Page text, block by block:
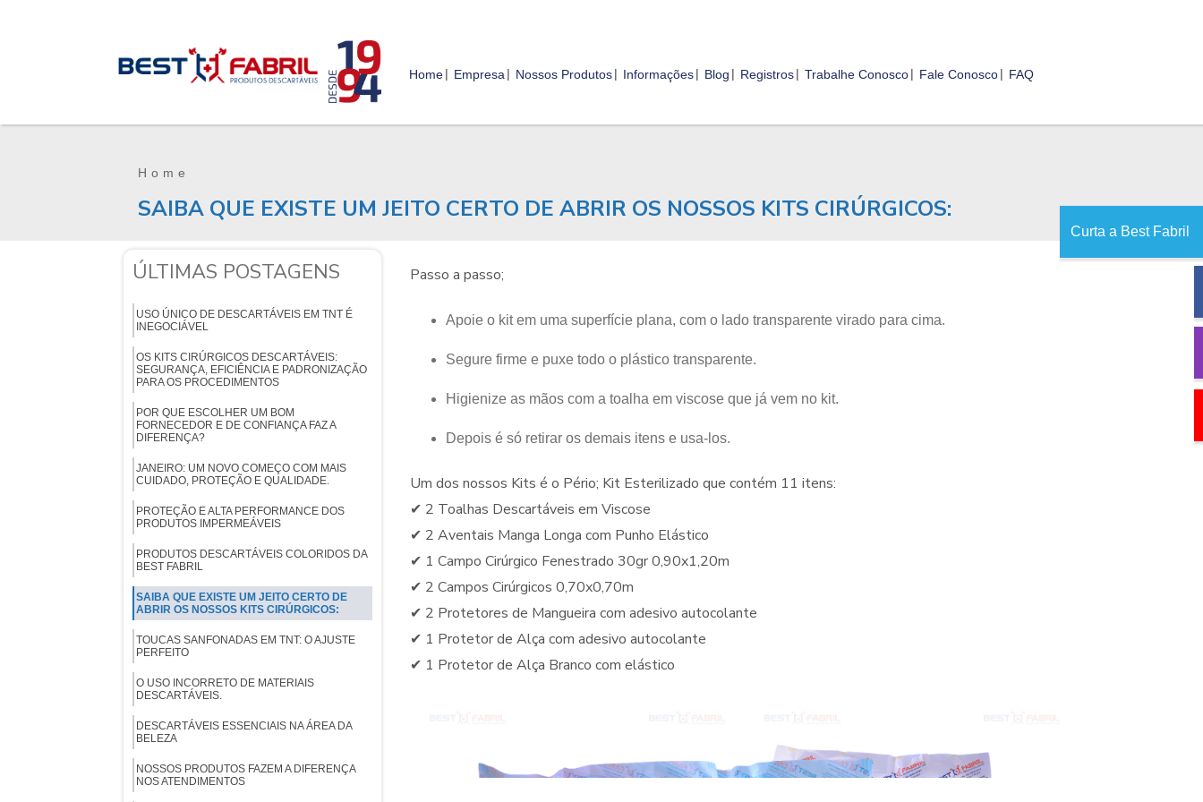
Home Empresa Nossos Produtos Informações Blog Registros Trabalhe Conosco Fale Conosco FAQ
Home
SAIBA QUE EXISTE UM JEITO CERTO DE ABRIR OS NOSSOS KITS CIRÚRGICOS:
ÚLTIMAS POSTAGENS
USO ÚNICO DE DESCARTÁVEIS EM TNT É
INEGOCIÁVEL
OS KITS CIRÚRGICOS DESCARTÁVEIS:
SEGURANÇA, EFICIÊNCIA E PADRONIZAÇÃO
PARA OS PROCEDIMENTOS
POR QUE ESCOLHER UM BOM
FORNECEDOR E DE CONFIANÇA FAZ A
DIFERENÇA?
JANEIRO: UM NOVO COMEÇO COM MAIS
CUIDADO, PROTEÇÃO E QUALIDADE.
PROTEÇÃO E ALTA PERFORMANCE DOS
PRODUTOS IMPERMEÁVEIS
PRODUTOS DESCARTÁVEIS COLORIDOS DA
BEST FABRIL
SAIBA QUE EXISTE UM JEITO CERTO DE
ABRIR OS NOSSOS KITS CIRÚRGICOS:
TOUCAS SANFONADAS EM TNT: O AJUSTE
PERFEITO
O USO INCORRETO DE MATERIAIS
DESCARTÁVEIS.
DESCARTÁVEIS ESSENCIAIS NA ÁREA DA
BELEZA
NOSSOS PRODUTOS FAZEM A DIFERENÇA
NOS ATENDIMENTOS
Passo a passo;
Apoie o kit em uma superfície plana, com o lado transparente virado para cima.
Segure firme e puxe todo o plástico transparente.
Higienize as mãos com a toalha em viscose que já vem no kit.
Depois é só retirar os demais itens e usa-los.
Um dos nossos Kits é o Pério; Kit Esterilizado que contém 11 itens:
✔ 2 Toalhas Descartáveis em Viscose
✔ 2 Aventais Manga Longa com Punho Elástico
✔ 1 Campo Cirúrgico Fenestrado 30gr 0,90x1,20m
✔ 2 Campos Cirúrgicos 0,70x0,70m
✔ 2 Protetores de Mangueira com adesivo autocolante
✔ 1 Protetor de Alça com adesivo autocolante
✔ 1 Protetor de Alça Branco com elástico
Curta a Best Fabril